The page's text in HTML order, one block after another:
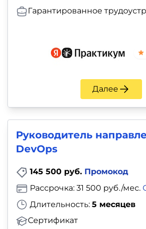
Гарантированное
Далее
Руководитель
DevOps
145 500 руб. Промокод
Длительность: 5 месяцев
Сертификат
Рассрочка: 31 500 руб./мес.